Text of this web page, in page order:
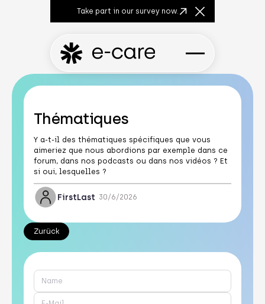
Take part in our survey now.
Close
Thématiques
Y a-t-il des thématiques spécifiques que vous
aimeriez que nous abordions par exemple dans ce
forum, dans nos podcasts ou dans nos vidéos ? Et
si oui, lesquelles ?
FirstLast 30/6/2026
Zurück